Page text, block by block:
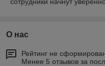
О нас
Рейтинг не
Менее 5 отзывов за